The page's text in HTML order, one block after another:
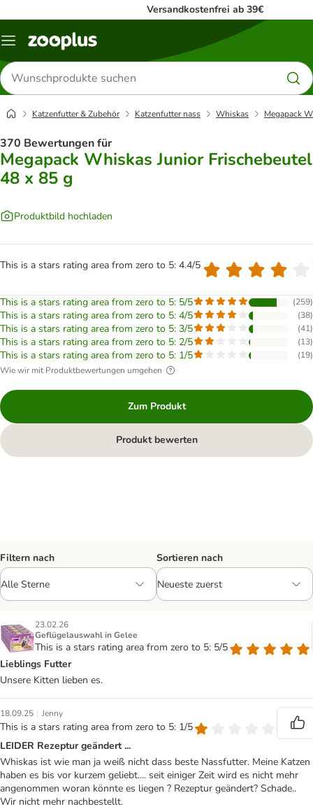
Versandkostenfrei ab 39€
Menü
Produkte
suchen
Katzenfutter & Zubehör Katzenfutter nass Whiskas Megapack
370 Bewertungen für
Megapack Whiskas Junior Frischebeutel
48 x 85 g
Produktbild hochladen
This is a stars rating area from zero to 5: 4.4/5
This is a stars rating area from zero to 5: 5/5 (259)
This is a stars rating area from zero to 5: 4/5 (38)
This is a stars rating area from zero to 5: 3/5 (41)
This is a stars rating area from zero to 5: 2/5 (13)
This is a stars rating area from zero to 5: 1/5 (19)
Wie wir mit Produktbewertungen umgehen
Zum Produkt
Produkt bewerten
Filtern nach Sortieren nach
23.02.26
Geflügelauswahl in Gelee
This is a stars rating area from zero to 5: 5/5
Lieblings Futter
Unsere Kitten lieben es.
18.09.25 | Jenny
This is a stars rating area from zero to 5: 1/5
LEIDER Rezeptur geändert ...
Whiskas ist wie man ja weiß nicht dass beste Nassfutter. Meine Katzen
haben es bis vor kurzem geliebt.... seit einiger Zeit wird es nicht mehr
angenommen woran könnte es liegen ? Rezeptur geändert? Schade..
Wir nicht mehr nachbestellt.